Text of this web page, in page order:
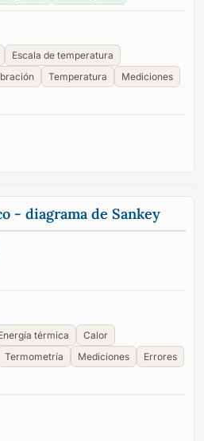
Escala de temperatura
Temperatura
Mediciones
- diagrama de Sankey
térmica
Calor
Termometría Mediciones
Errores